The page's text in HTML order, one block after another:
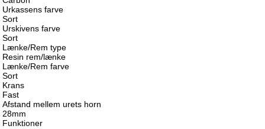
Urkassens farve
Sort
Urskivens farve
Sort
Lænke/Rem type
Resin rem/lænke
Lænke/Rem farve
Sort
Krans
Fast
Afstand mellem urets horn
28mm
Funktioner